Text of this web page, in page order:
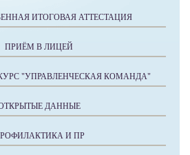
ИТОГОВАЯ АТТЕСТАЦИЯ
ПРИЁМ В ЛИЦЕЙ
"УПРАВЛЕНЧЕСКАЯ КОМАНДА"
ДАННЫЕ
И ПР